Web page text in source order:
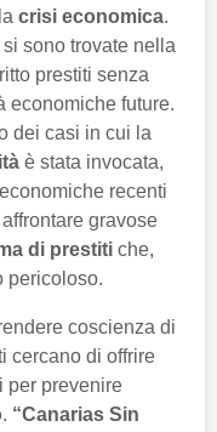
crisi economica.
sono trovate nella
prestiti senza
economiche future.
dei casi in cui la
è stata invocata,
recenti
gravose
di prestiti che,
pericoloso.
coscienza di
cercano di offrire
per prevenire
. “Canarias Sin